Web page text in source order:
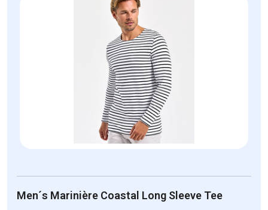
Men´s Marinière Coastal Long Sleeve Tee